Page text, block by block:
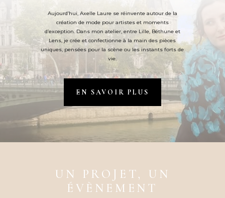
Aujourd’hui, Axelle Laure se réinvente autour de la
création de mode pour artistes et moments
d’exception. Dans mon atelier, entre Lille, Béthune et
Lens, je crée et confectionne à la main des pièces
uniques, pensées pour la scène ou les instants forts de
vie.
EN SAVOIR PLUS
UN PROJET, UN
ÉVÈNEMENT